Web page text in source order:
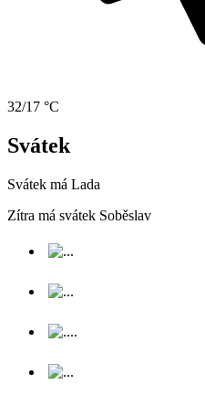
32/17 °C
Svátek
Svátek má Lada
Zítra má svátek Soběslav